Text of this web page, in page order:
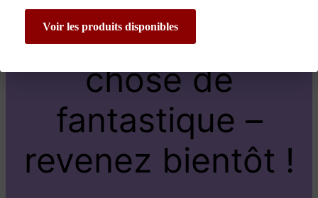
sur quelque
chose de
fantastique –
revenez bientôt !
Voir les produits disponibles